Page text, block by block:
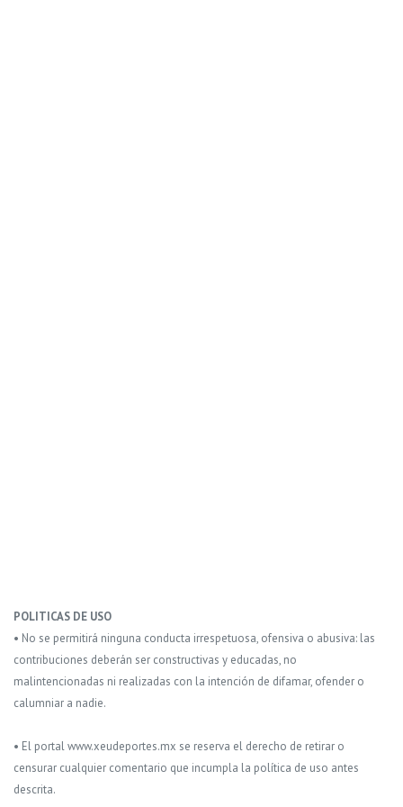
POLITICAS DE USO
• No se permitirá ninguna conducta irrespetuosa, ofensiva o abusiva: las
contribuciones deberán ser constructivas y educadas, no
malintencionadas ni realizadas con la intención de difamar, ofender o
calumniar a nadie.
• El portal www.xeudeportes.mx se reserva el derecho de retirar o
censurar cualquier comentario que incumpla la política de uso antes
descrita.